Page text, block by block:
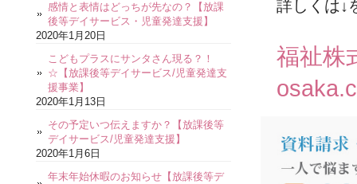
詳しくは↓
福祉株
感情と表情はどっちが先なの？【放課
後等デイサービス・児童発達支援】
2020年1月20日
こどもプラスにサンタさん現る？！
☆【放課後等デイサービス/児童発達支
援事業】
2020年1月13日
その予定いつ伝えますか？【放課後等
デイサービス/児童発達支援】
2020年1月6日
年末年始休暇のお知らせ【放課後等デ